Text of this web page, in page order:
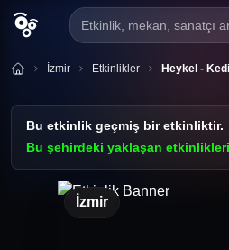
Etkinlik, mekan, sanatçı
İzmir Etkinlikler Heykel -
Bu etkinlik geçmiş bir etkinliktir.
Bu şehirdeki yaklaşan
İzmir